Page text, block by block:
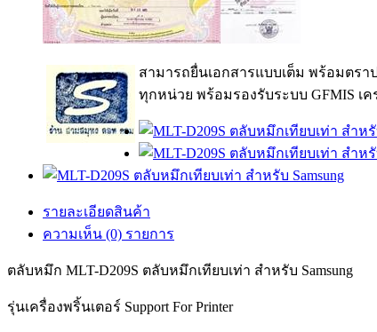
สามารถยื่นเอกสารแบบเต็ม พร้อมตร
ทุกหน่วย พร้อมรองรับระบบ GFMIS เค
รายละเอียดสินค้า
ความเห็น (0) รายการ
ตลับหมึก MLT-D209S ตลับหมึกเทียบเท่า สำหรับ Samsung
รุ่นเครื่องพริ้นเตอร์ Support For Printer